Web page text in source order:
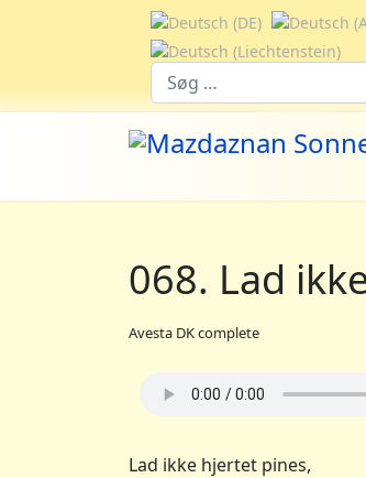
Vælg dit sprog
Suchfeld
068. Lad
Avesta DK complete
Lad ikke hjertet pines,